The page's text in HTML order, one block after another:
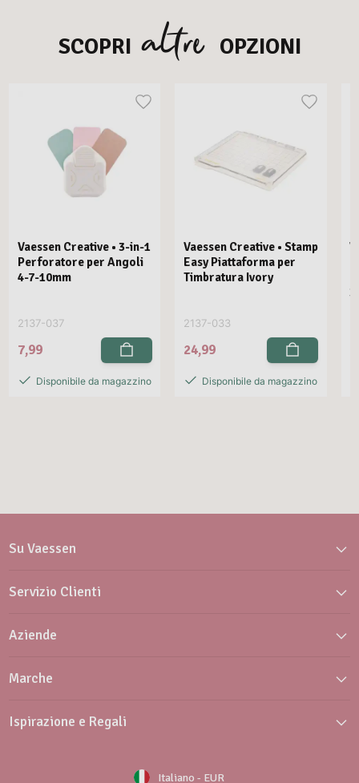
SCOPRI altre OPZIONI
Vaessen Creative • 3-in-1
Perforatore per Angoli
4-7-10mm
2137-037
7,99
Disponibile da magazzino
Vaessen Creative • Stamp
Easy Piattaforma per
Timbratura Ivory
2137-033
24,99
Disponibile da magazzino
Su Vaessen
Servizio Clienti
Aziende
Marche
Ispirazione e Regali
Italiano - EUR